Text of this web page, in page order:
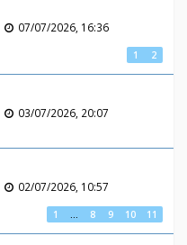
07/07/2026, 16:36
1 2
03/07/2026, 20:07
02/07/2026, 10:57
1 8 9 10 11